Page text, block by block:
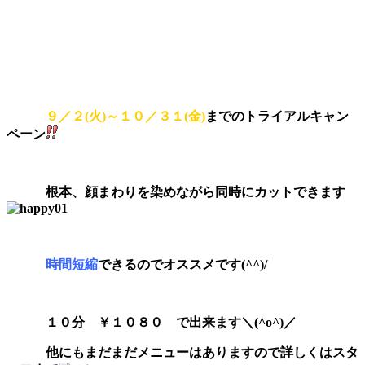
９／２(火)～１０／３１(金)までのトライアルキャン
ペーン
根本、顔まわりを染めながら同時にカットできます
時間短縮できるのでオススメです(^^)/
１０分 ￥１０８０ で出来ます＼(^o^)／
他にもまだまだメニューはありますので詳しくはスタ